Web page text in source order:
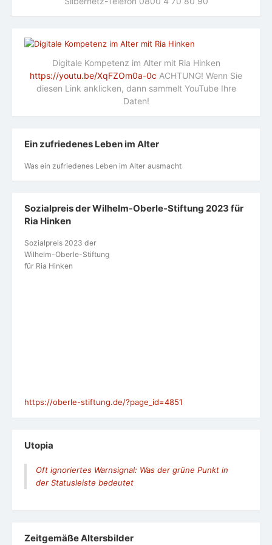
Digitale Kompetenz im Alter mit Ria Hinken
https://youtu.be/XqFZOm0a-0c ACHTUNG! Wenn Sie
diesen Link anklicken, dann sammelt YouTube Ihre
Daten!
Ein zufriedenes Leben im Alter
Was ein zufriedenes Leben im Alter ausmacht
Sozialpreis der Wilhelm-Oberle-Stiftung 2023 für
Ria Hinken
Sozialpreis 2023 der
Wilhelm-Oberle-Stiftung
für Ria Hinken
https://oberle-stiftung.de/?page_id=4851
Utopia
Oft ignoriertes Warnsignal: Was der grüne Punkt in
der Statusleiste bedeutet
Zeit­ge­mäße Alters­bil­der